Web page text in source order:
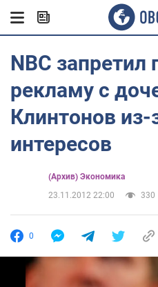
NBC запретил
рекламу с
Клинтонов
интересов
(Архив) Экономика
23.11.2012 22:00
330
0